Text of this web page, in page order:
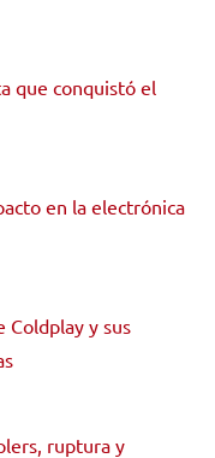
que conquistó el
en la electrónica
Coldplay y sus
ruptura y